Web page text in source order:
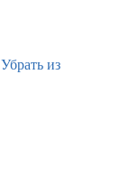
Убрать из